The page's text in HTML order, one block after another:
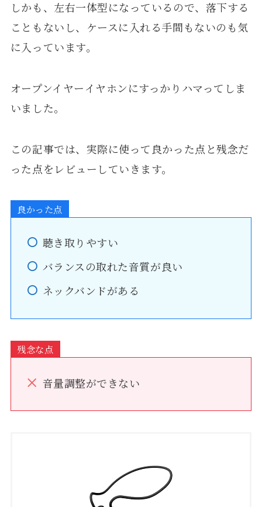
しかも、左右一体型になっているので、落下する
こともないし、ケースに入れる手間もないのも気
に入っています。
オープンイヤーイヤホンにすっかりハマってしま
いました。
この記事では、実際に使って良かった点と残念だ
った点をレビューしていきます。
良かった点
聴き取りやすい
バランスの取れた音質が良い
ネックバンドがある
残念な点
音量調整ができない